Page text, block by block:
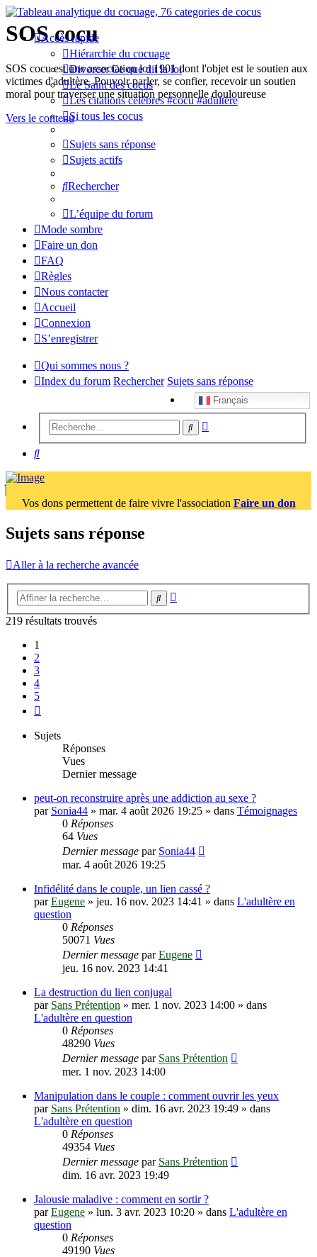
SOS cocu
SOS cocu est une association loi 1901 dont l'objet est le soutien aux
victimes d'adultère. Pouvoir parler, se confier, recevoir un soutien
moral pour traverser une situation personnelle douloureuse
Vers le contenu
Accès rapide
Hiérarchie du cocuage
Divorce: Ce que dit la loi
Le Saint des cocus
Les citations célèbres #cocu #adultère
Si tous les cocus
Sujets sans réponse
Sujets actifs
Rechercher
L’équipe du forum
Mode sombre
Faire un don
FAQ
Règles
Nous contacter
Accueil
Connexion
S’enregistrer
Qui sommes nous ?
Index du forum Rechercher Sujets sans réponse
Français
Rechercher
Rechercher
Vos dons permettent de faire vivre l'association Faire un don
Sujets sans réponse
Aller à la recherche avancée
Rechercher
219 résultats trouvés
1
2
3
4
5
Sujets
Réponses
Vues
Dernier message
peut-on reconstruire après une addiction au sexe ?
par Sonia44 » mar. 4 août 2026 19:25 » dans Témoignages
0 Réponses
64 Vues
Dernier message par Sonia44
mar. 4 août 2026 19:25
Infidélité dans le couple, un lien cassé ?
parEugene » jeu. 16 nov. 2023 14:41 » dans L'adultère en
question
0 Réponses
50071 Vues
Dernier message parEugene
jeu. 16 nov. 2023 14:41
La destruction du lien conjugal
par Sans Prétention » mer. 1 nov. 2023 14:00 » dans
L'adultère en question
0 Réponses
48290 Vues
Dernier message par Sans Prétention
mer. 1 nov. 2023 14:00
Manipulation dans le couple : comment ouvrir les yeux
par Sans Prétention » dim. 16 avr. 2023 19:49 » dans
L'adultère en question
0 Réponses
49354 Vues
Dernier message par Sans Prétention
dim. 16 avr. 2023 19:49
Jalousie maladive : comment en sortir ?
parEugene » lun. 3 avr. 2023 10:20 » dans L'adultère en
question
0 Réponses
49190 Vues